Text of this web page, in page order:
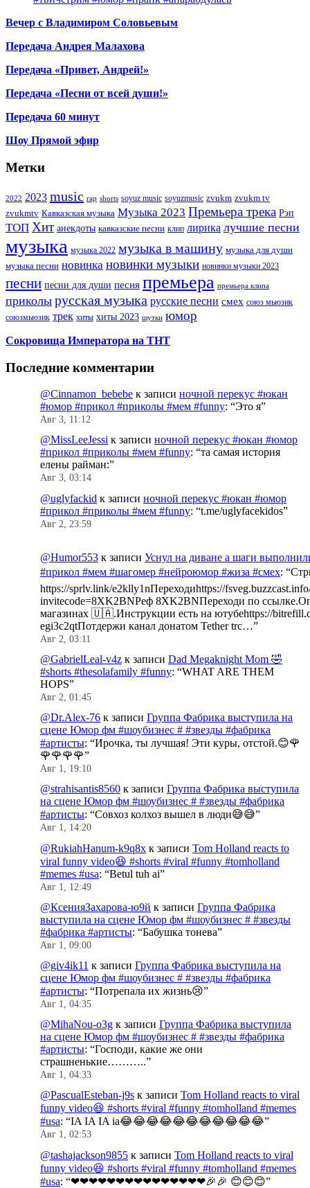
Вечер с Владимиром Соловьевым
Передача Андрея Малахова
Передача «Привет, Андрей!»
Передача «Песни от всей души!»
Передача 60 минут
Шоу Прямой эфир
Метки
2022 2023 music rap shorts soyuz music soyuzmusic zvukm zvukm tv
zvukmtv Кавказская музыка Музыка 2023 Премьера трека Рэп
ТОП Хит анекдоты кавказские песни клип лирика лучшие песни
музыка музыка 2022 музыка в машину музыка для души
музыка песни новинка новинки музыки новинки музыки 2023
песни песни для души песня премьера премьера клипа
приколы русская музыка русские песни смех союз мьюзик
союзмьюзик трек хиты хиты 2023 шутки юмор
Сокровища Императора на ТНТ
Последние комментарии
@Cinnamon_bebebe к записи ночной перекус #юкан
#юмор #прикол #приколы #мем #funny: “Это я”
Авг 3, 11:12
@MissLeeJessi к записи ночной перекус #юкан #юмор
#прикол #приколы #мем #funny: “та самая история
елены райман:”
Авг 3, 03:14
@uglyfackid к записи ночной перекус #юкан #юмор
#прикол #приколы #мем #funny: “t.me/uglyfacekidos”
Авг 2, 23:59
@Humor553 к записи Уснул на диване а шаги
#прикол #мем #шагомер #нейроюмор #жиза #смех: “
https://sprlv.link/e2klly1nПереходиhttps://
invitecode=8XK2BNРеф 8XK2BNПереходи по
магазинах 🇺🇦.Инструкции есть на ютубеhttps://
egi3c2qtПотдержи канал донатом Tether trc…”
Авг 2, 03:11
@GabrielLeal-v4z к записи Dad Megaknight Mom 🤣
#shorts #thesolafamily #funny: “WHAT ARE THEM
HOPS”
Авг 2, 01:45
@Dr.Alex-76 к записи Группа Фабрика выступила на
сцене Юмор фм #шоубизнес # #звезды #фабрика
#артисты: “Ирочка, ты лучшая! Эти куры, отстой.😊🌹
🌹🌹🌹🌹”
Авг 1, 19:10
@strahisantis8560 к записи Группа Фабрика выступила
на сцене Юмор фм #шоубизнес # #звезды #фабрика
#артисты: “Совхоз колхоз вышел в люди😅😅”
Авг 1, 14:20
@RukiahHanum-k9q8x к записи Tom Holland reacts to
viral funny video😆 #shorts #viral #funny #tomholland
#memes #usa: “Betul tuh ai”
Авг 1, 12:49
@КсенияЗахарова-ю9й к записи Группа Фабрика
выступила на сцене Юмор фм #шоубизнес # #звезды
#фабрика #артисты: “Бабушка тонева”
Авг 1, 09:00
@giv4ik11 к записи Группа Фабрика выступила на
сцене Юмор фм #шоубизнес # #звезды #фабрика
#артисты: “Потрепала их жизнь😢”
Авг 1, 04:35
@MihaNou-o3g к записи Группа Фабрика выступила
на сцене Юмор фм #шоубизнес # #звезды #фабрика
#артисты: “Господи, какие же они
страшненькие………..”
Авг 1, 04:33
@PascualEsteban-j9s к записи Tom Holland reacts to viral
funny video😆 #shorts #viral #funny #tomholland #memes
#usa: “IA IA IA ia😂😂😂😂😂😂😂😂😂😂😂”
Авг 1, 02:53
@tashajackson9855 к записи Tom Holland reacts to viral
funny video😆 #shorts #viral #funny #tomholland #memes
#usa: “❤❤❤❤❤❤❤❤❤❤❤❤❤❤❤🎉🎉 😊😊😊”